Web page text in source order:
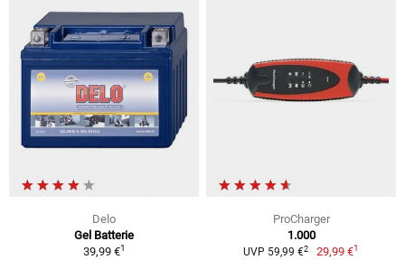
Delo
Gel Batterie
39,99 €1
ProCharger
1.000
UVP 59,99 €2 29,99 €1